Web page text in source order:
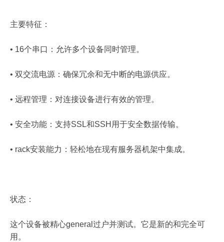
主要特征：
• 16个串口：允许多个设备同时管理。
• 双交流电源：确保冗余和无中断的电源供应。
• 远程管理：对连接设备进行有效的管理。
• 安全功能：支持SSL和SSH用于安全数据传输。
• rack安装能力：轻松地在现有服务器机架中集成。
状态：
这个设备被精心general过户并测试。它是新的和完全可
用。